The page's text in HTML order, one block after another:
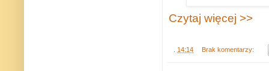
Czytaj więcej >>
14:14 Brak komentarzy: